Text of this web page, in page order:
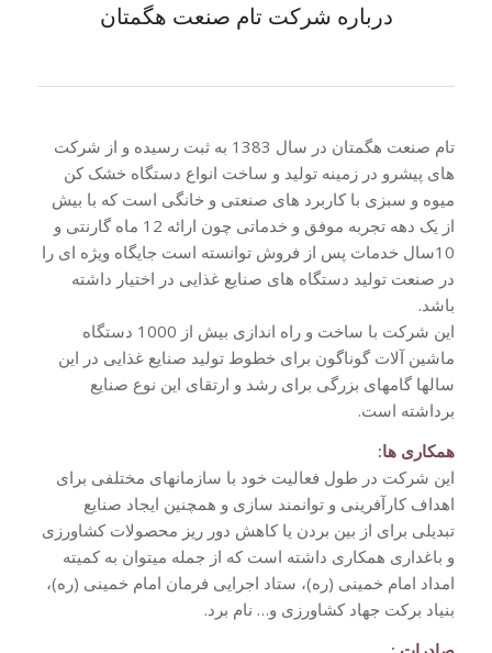
درباره شرکت تام صنعت هگمتان
تام صنعت هگمتان در سال 1383 به ثبت رسیده و از شرکت
های پیشرو در زمینه تولید و ساخت انواع دستگاه خشک کن
میوه و سبزی با کاربرد های صنعتی و خانگی است که با بیش
از یک دهه تجربه موفق و خدماتی چون ارائه 12 ماه گارنتی و
10سال خدمات پس از فروش توانسته است جایگاه ویژه ای را
در صنعت تولید دستگاه های صنایع غذایی در اختیار داشته
باشد.
این شرکت با ساخت و راه اندازی بیش از 1000 دستگاه
ماشین آلات گوناگون برای خطوط تولید صنایع غذایی در این
سالها گامهای بزرگی برای رشد و ارتقای این نوع صنایع
برداشته است.
همکاری ها:
این شرکت در طول فعالیت خود با سازمانهای مختلفی برای
اهداف کارآفرینی و توانمند سازی و همچنین ایجاد صنایع
تبدیلی برای از بین بردن یا کاهش دور ریز محصولات کشاورزی
و باغداری همکاری داشته است که از جمله میتوان به کمیته
امداد امام خمینی (ره)، ستاد اجرایی فرمان امام خمینی (ره)،
بنیاد برکت جهاد کشاورزی و… نام برد.